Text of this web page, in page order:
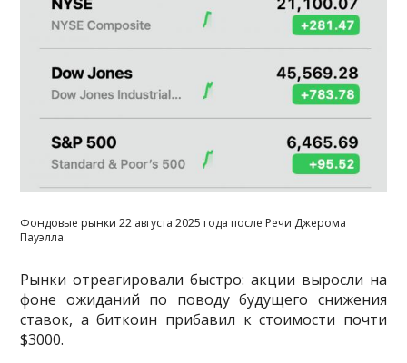
Фондовые рынки 22 августа 2025 года после Речи Джерома
Пауэлла.
Рынки отреагировали быстро: акции выросли на
фоне ожиданий по поводу будущего снижения
ставок, а биткоин прибавил к стоимости почти
$3000.